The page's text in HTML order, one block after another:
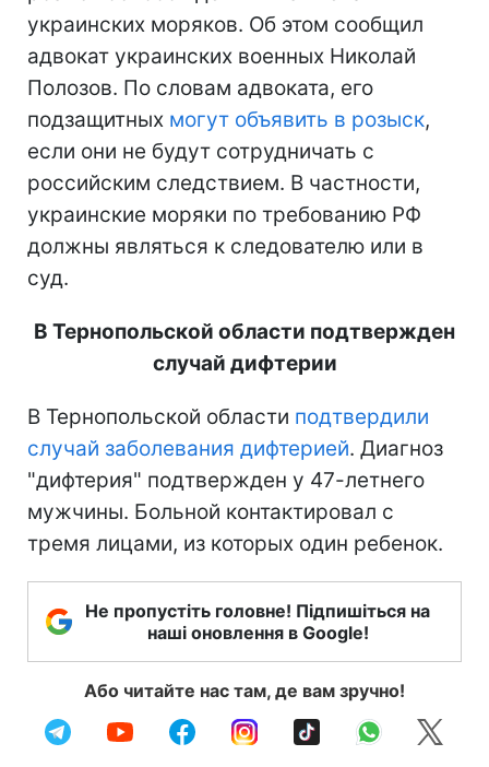
украинских моряков. Об этом сообщил
адвокат украинских военных Николай
Полозов. По словам адвоката, его
подзащитных могут объявить в розыск,
если они не будут сотрудничать с
российским следствием. В частности,
украинские моряки по требованию РФ
должны являться к следователю или в
суд.
В Тернопольской области подтвержден
случай дифтерии
В Тернопольской области подтвердили
случай заболевания дифтерией. Диагноз
"дифтерия" подтвержден у 47-летнего
мужчины. Больной контактировал с
тремя лицами, из которых один ребенок.
Не пропустіть головне! Підпишіться на
наші оновлення в Google!
Або читайте нас там, де вам зручно!